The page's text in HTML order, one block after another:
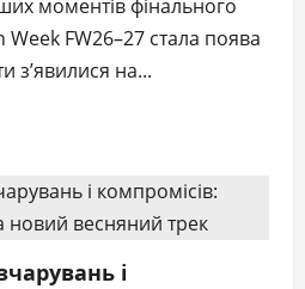
моментів фінального
FW26–27 стала поява
з’явилися на...
і